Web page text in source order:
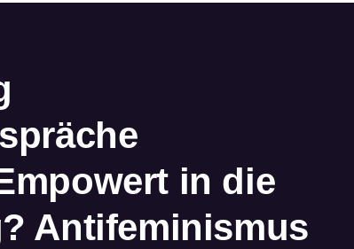
in die
Antifeminismus